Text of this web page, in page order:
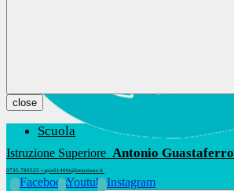
Istruzione Superiore Antonio Guastaferro
0735.780525 • apis01400t@istruzione.it
FacebookYoutubeInstagram
close
Scuola